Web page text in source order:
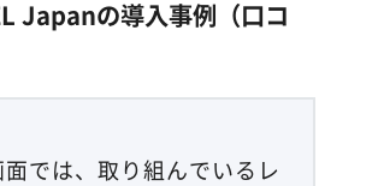
Japanの導入事例（口コ
では、取り組んでいるレ